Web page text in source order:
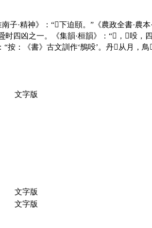
子·精神》：“𣎅下迫頤。”《農政全書·
时四凶之一。《集韻·桓韻》：“𣎅，𣎅吺，
按：《書》古文訓作‘鴅吺’。丹☀从月，鳥
文字版
文字版
文字版